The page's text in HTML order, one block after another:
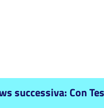
successiva: Con